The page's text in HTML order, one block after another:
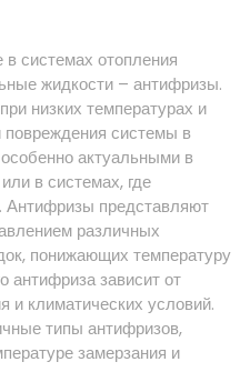
системах отопления
жидкости – антифризы.
низких температурах и
повреждения системы в
актуальными в
в системах, где
Антифризы представляют
различных
понижающих температуру
антифриза зависит от
и климатических условий.
типы антифризов,
замерзания и